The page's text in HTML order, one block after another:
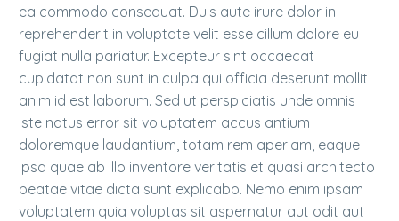
ea commodo consequat. Duis aute irure dolor in
reprehenderit in voluptate velit esse cillum dolore eu
fugiat nulla pariatur. Excepteur sint occaecat
cupidatat non sunt in culpa qui officia deserunt mollit
anim id est laborum. Sed ut perspiciatis unde omnis
iste natus error sit voluptatem accus antium
doloremque laudantium, totam rem aperiam, eaque
ipsa quae ab illo inventore veritatis et quasi architecto
beatae vitae dicta sunt explicabo. Nemo enim ipsam
voluptatem quia voluptas sit aspernatur aut odit aut